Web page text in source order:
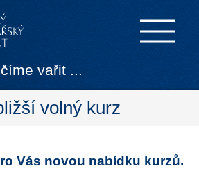
vařit ...
volný kurz
Vás novou nabídku kurzů.